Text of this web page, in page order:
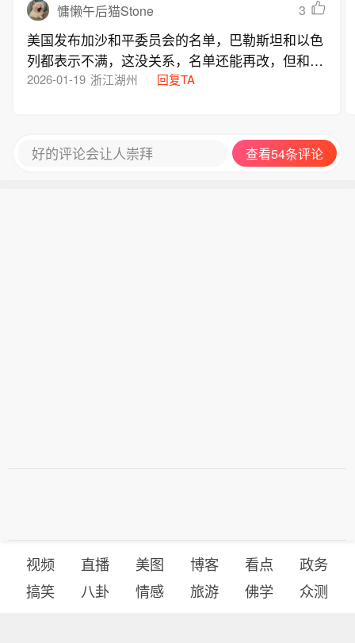
慵懒午后猫Stone 3
美国发布加沙和平委员会的名单，巴勒斯坦和以色
列都表示不满，这没关系，名单还能再改，但和平
委员会得长期驻扎在加沙，真正担起责任，每天按
2026-01-19 浙江湖州 回复TA
好的评论会让人崇拜 查看54条评论
视频 直播 美图 博客 看点
政务
搞笑
八卦 情感 旅游 佛学 众测